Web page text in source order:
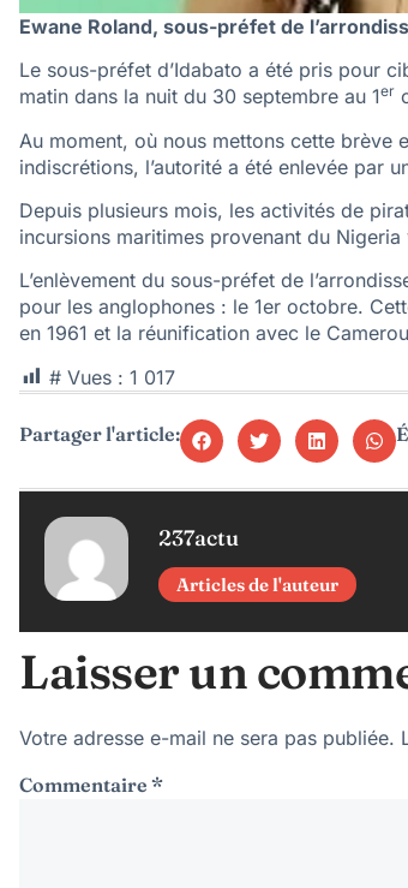
Ewane Roland, sous-préfet de
Le sous-préfet d’Idabato a été pris pour
matin dans la nuit du 30 septembre au 1er
Au moment, où nous mettons cette brève
indiscrétions, l’autorité a été enlevée par
Depuis plusieurs mois, les activités de
incursions maritimes provenant du Nigeria
L’enlèvement du sous-préfet de
pour les anglophones : le 1er octobre.
en 1961 et la réunification avec le
# Vues : 1 017
Partager l'article:
237actu
Articles de l'auteur
Laisser un
Votre adresse e-mail ne sera pas publiée.
Commentaire *